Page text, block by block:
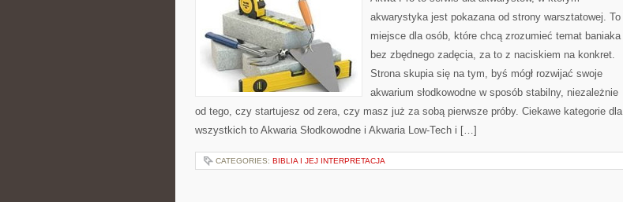
akwarystyka jest pokazana od strony warsztatowej. To
miejsce dla osób, które chcą zrozumieć temat baniaka
bez zbędnego zadęcia, za to z naciskiem na konkret.
Strona skupia się na tym, byś mógł rozwijać swoje
akwarium słodkowodne w sposób stabilny, niezależnie
od tego, czy startujesz od zera, czy masz już za sobą pierwsze próby. Ciekawe kategorie dla
wszystkich to Akwaria Słodkowodne i Akwaria Low-Tech i […]
CATEGORIES: BIBLIA I JEJ INTERPRETACJA